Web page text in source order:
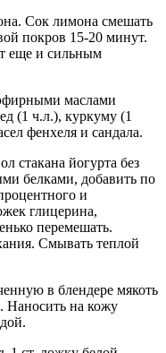
Сок лимона смешать
покров 15-20 минут.
еще и сильным
маслами
(1 ч.л.), куркуму (1
фенхеля и сандала.
стакана йогурта без
белками, добавить по
и
глицерина,
перемешать.
Смывать теплой
в блендере мякоть
Наносить на кожу